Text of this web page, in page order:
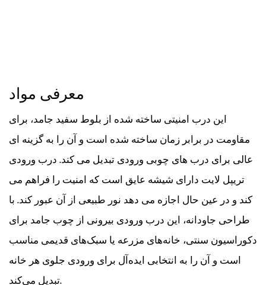
معرفی مواد
این درب امنیتی ساخته شده از بلوط سفید جامد، برای
مقاومت در برابر زمان ساخته شده است و آن را به گزینه ای
عالی برای درب های چوبی ورودی تبدیل می کند. درب ورودی
تریپل لایت دارای شیشه عایق است که امنیت را فراهم می
کند و در عین حال اجازه می دهد نور طبیعی از آن عبور کند. با
طراحی جاودانه، این درب ورودی بیرونی از چوب جامد برای
دکوراسیون سنتی، خانه‌های مزرعه یا سبک‌های قدیمی مناسب
است و آن را به انتخابی ایده‌آل برای ورودی جلوی هر خانه
تبدیل می‌کند.